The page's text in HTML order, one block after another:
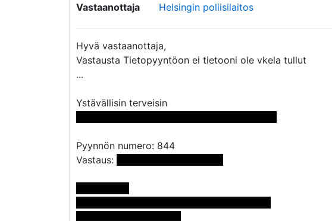
Vastaanottaja
Helsingin poliisilaitos
Hyvä vastaanottaja,
Vastausta Tietopyyntöon ei tietooni ole vkela tullut
...
Pyynnön numero: 844
Vastaus: